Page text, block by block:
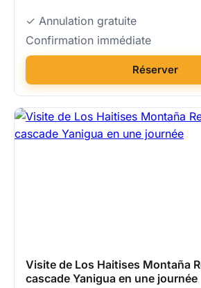
✓ Annulation gratuite
Confirmation immédiate
Réserver
Visite de Los Haitises Montaña
cascade Yanigua en une journée